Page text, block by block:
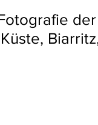
der